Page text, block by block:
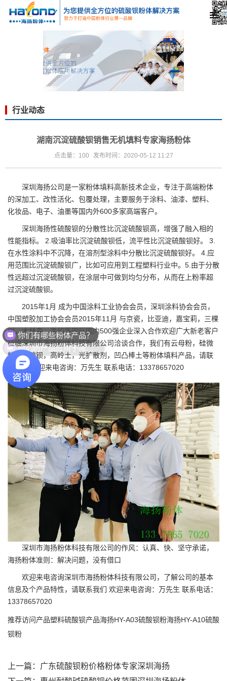
行业动态
湖南沉淀硫酸钡销售无机填料专家海扬粉体
点击量：100 发布时间：2020-05-12 11:27
深圳海扬公司是一家粉体填料高新技术企业，专注于高端粉体
的深加工、改性活化、包覆处理，主要服务于涂料、油漆、塑料、
化妆品、电子、油墨等国内外600多家高端客户。
深圳海扬性硫酸钡的分散性比沉淀硫酸钡高，增强了融入相的
性能指标。 2.吸油率比沉淀硫酸钡低，流平性比沉淀硫酸钡好。 3.
在水性涂料中不沉降，在溶剂型涂料中分散比沉淀硫酸钡好。 4.应
用范围比沉淀硫酸钡广，比如可应用到工程塑料行业中。5.由于分散
性远超过沉淀硫酸钡，在涂层中可做到均匀分布，从而在上粉率超
过沉淀硫酸钡。
2015年1月 成为中国涂料工业协会会员，深圳涂料协会会员，
中国塑胶加工协会会员2015年11月 与京瓷，比亚迪，嘉宝莉，三棵
树，木林森，美的等国际国内500强企业深入合作欢迎广大新老客户
莅临深圳市海扬粉体科技有限公司洽谈合作，我们有云母粉，硅微
粉，硫酸钡，高岭土，光扩散剂，凹凸棒土等粉体填料产品，请联
系我们 欢迎来电咨询：万先生 联系电话：13378657020
深圳市海扬粉体科技有限公司的作风：认真、快、坚守承诺，
海扬粉体准则：解决问题，没有借口
欢迎来电咨询深圳市海扬粉体科技有限公司，了解公司的基本
信息及个产品特性，请联系我们 欢迎来电咨询：万先生 联系电话：
13378657020
推荐访问产品塑料硫酸钡产品海扬HY-A03硫酸钡粉海扬HY-A10硫酸
钡粉
上一篇： 广东硫酸钡粉价格粉体专家深圳海扬
你们有哪些粉体产品？
你们的产品应用于哪些领域？